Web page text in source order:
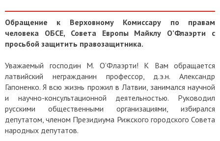
Обращение к Верховному Комиссару по правам
человека ОБСЕ, Совета Европы Майклу О’Флаэрти с
просьбой защитить правозащитника.
Уважаемый господин М. О’Флаэрти! К Вам обращается
латвийский негражданин профессор, д.э.н. Александр
Гапоненко. Я всю жизнь прожил в Латвии, занимался научной
и научно-консультационной деятельностью. Руководил
русскими общественными организациями, избирался
депутатом, членом Президиума Рижского городского Совета
народных депутатов.